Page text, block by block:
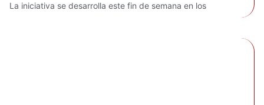
La iniciativa se desarrolla este fin de semana en los